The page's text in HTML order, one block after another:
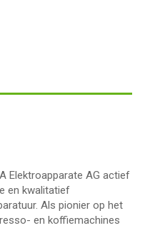
Elektroapparate AG actief
en kwalitatief
Als pionier op het
en koffiemachines